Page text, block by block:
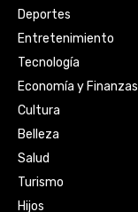
Deportes
Entretenimiento
Tecnología
Economía y Finanzas
Cultura
Belleza
Salud
Turismo
Hijos